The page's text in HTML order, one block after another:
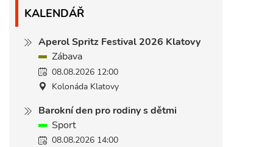
KALENDÁŘ
Aperol Spritz Festival 2026 Klatovy
Zábava
08.08.2026 12:00
Kolonáda Klatovy
Barokní den pro rodiny s dětmi
Sport
08.08.2026 14:00